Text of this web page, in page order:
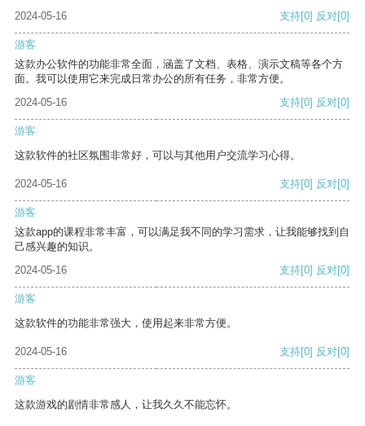
2024-05-16
支持[0] 反对[0]
游客
这款办公软件的功能非常全面，涵盖了文档、表格、演示文稿等各个方
面。我可以使用它来完成日常办公的所有任务，非常方便。
2024-05-16
支持[0] 反对[0]
游客
这款软件的社区氛围非常好，可以与其他用户交流学习心得。
2024-05-16 支持[0] 反对[0]
游客
这款app的课程非常丰富，可以满足我不同的学习需求，让我能够找到自
己感兴趣的知识。
2024-05-16
支持[0] 反对[0]
游客
这款软件的功能非常强大，使用起来非常方便。
2024-05-16 支持[0] 反对[0]
游客
这款游戏的剧情非常感人，让我久久不能忘怀。